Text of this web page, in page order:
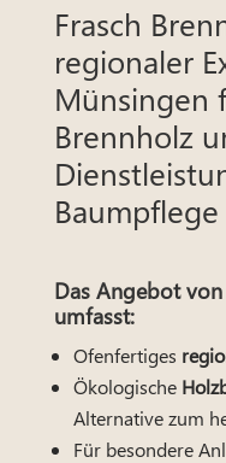
Frasch
regionaler
Münsingen
Brennholz
Das Angebot von
umfasst:
Ofenfertiges
Ökologische
Alternative zum
Für besondere